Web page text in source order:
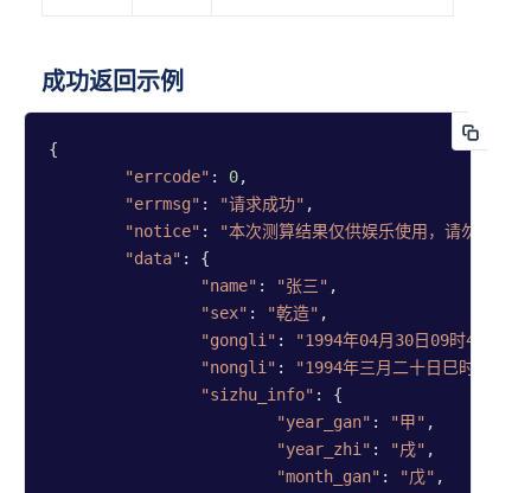
成功返回示例
{
"errcode" : 0,
"errmsg" : "请求成功" ,
"notice" :
"本次测算结果仅供娱乐使用，请勿用于
"data" : {
"name" : "张三" ,
"sex" : "乾造" ,
"gongli" : "1994年04月30日09时45分"
"nongli" : "1994年三月二十日巳时"
"sizhu_info" : {
"year_gan" : "甲"
"year_zhi" : "戌"
"month_gan" : "戊"